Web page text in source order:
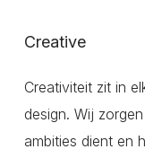
Creative
Creativiteit zit in
design. Wij
ambities dient en